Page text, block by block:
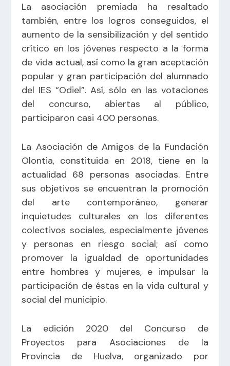
La asociación premiada ha resaltado
también, entre los logros conseguidos, el
aumento de la sensibilización y del sentido
crítico en los jóvenes respecto a la forma
de vida actual, así como la gran aceptación
popular y gran participación del alumnado
del IES “Odiel”. Así, sólo en las votaciones
del concurso, abiertas al público,
participaron casi 400 personas.
La Asociación de Amigos de la Fundación
Olontia, constituida en 2018, tiene en la
actualidad 68 personas asociadas. Entre
sus objetivos se encuentran la promoción
del arte contemporáneo, generar
inquietudes culturales en los diferentes
colectivos sociales, especialmente jóvenes
y personas en riesgo social; así como
promover la igualdad de oportunidades
entre hombres y mujeres, e impulsar la
participación de éstas en la vida cultural y
social del municipio.
La edición 2020 del Concurso de
Proyectos para Asociaciones de la
Provincia de Huelva, organizado por